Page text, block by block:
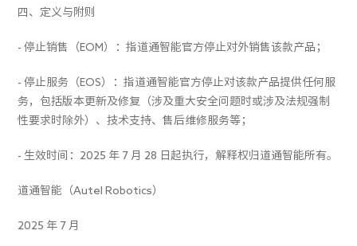
四、定义与附则
- 停止销售（EOM）：指道通智能官方停止对外销售该款产品；
- 停止服务（EOS）：指道通智能官方停止对该款产品提供任何服
务，包括版本更新及修复（涉及重大安全问题时或涉及法规强制
性要求时除外）、技术支持、售后维修服务等；
- 生效时间：2025 年 7 月 28 日起执行，解释权归道通智能所有。
道通智能（Autel Robotics）
2025 年 7 月